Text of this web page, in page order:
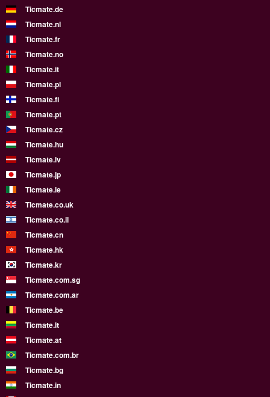
Ticmate.de
Ticmate.nl
Ticmate.fr
Ticmate.no
Ticmate.it
Ticmate.pl
Ticmate.fi
Ticmate.pt
Ticmate.cz
Ticmate.hu
Ticmate.lv
Ticmate.jp
Ticmate.ie
Ticmate.co.uk
Ticmate.co.il
Ticmate.cn
Ticmate.hk
Ticmate.kr
Ticmate.com.sg
Ticmate.com.ar
Ticmate.be
Ticmate.lt
Ticmate.at
Ticmate.com.br
Ticmate.bg
Ticmate.in